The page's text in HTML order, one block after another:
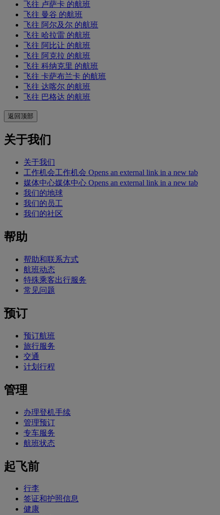
飞往 卢萨卡 的航班
飞往 曼谷 的航班
飞往 阿尔及尔 的航班
飞往 哈拉雷 的航班
飞往 阿比让 的航班
飞往 阿克拉 的航班
飞往 科纳克里 的航班
飞往 卡萨布兰卡 的航班
飞往 达喀尔 的航班
飞往 巴格达 的航班
返回顶部
关于我们
关于我们
工作机会工作机会 Opens an external link in a new tab
媒体中心媒体中心 Opens an external link in a new tab
我们的地球
我们的员工
我们的社区
帮助
帮助和联系方式
航班动态
特殊乘客出行服务
常见问题
预订
预订航班
旅行服务
交通
计划行程
管理
办理登机手续
管理预订
专车服务
航班状态
起飞前
行李
签证和护照信息
健康